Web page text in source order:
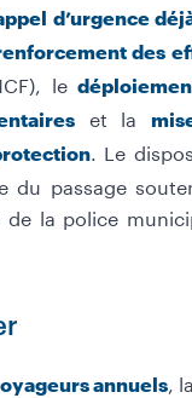
d’urgence
des
le
et la
. Le
du passage
de la police
annuels,